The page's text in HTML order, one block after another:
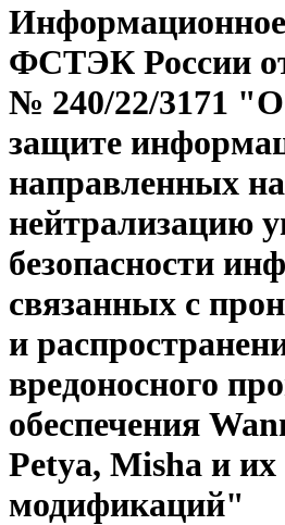
ФСТЭК России
№ 240/22/3171
защите
направленных на
нейтрализацию
безопасности
связанных с
и
вредоносного
обеспечения
Petya, Misha и их
модификаций"